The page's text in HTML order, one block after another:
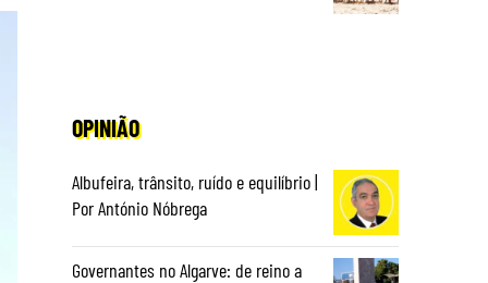
OPINIÃO
Albufeira, trânsito, ruído e equilíbrio |
Por António Nóbrega
Governantes no Algarve: de reino a